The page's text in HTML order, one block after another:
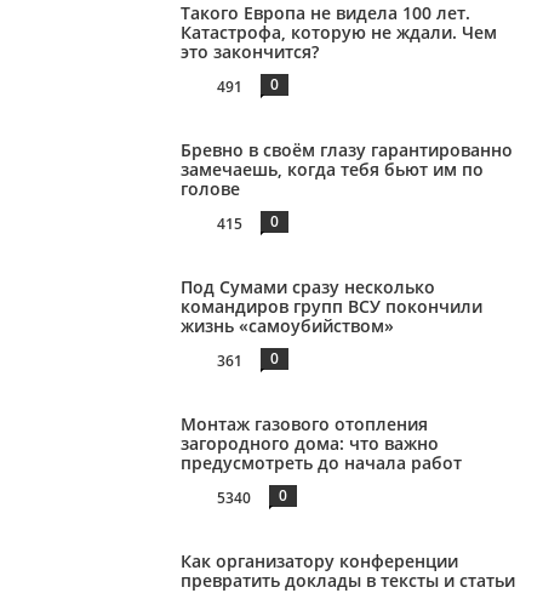
Такого Европа не видела 100 лет.
Катастрофа, которую не ждали. Чем
это закончится?
491 0
Бревно в своём глазу гарантированно
замечаешь, когда тебя бьют им по
голове
415 0
Под Сумами сразу несколько
командиров групп ВСУ покончили
жизнь «самоубийством»
361 0
Монтаж газового отопления
загородного дома: что важно
предусмотреть до начала работ
5340 0
Как организатору конференции
превратить доклады в тексты и статьи